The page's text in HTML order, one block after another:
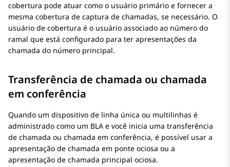
cobertura pode atuar como o usuário primário e fornecer a
mesma cobertura de captura de chamadas, se necessário. O
usuário de cobertura é o usuário associado ao número do
ramal que está configurado para ter apresentações da
chamada do número principal.
Transferência de chamada ou chamada
em conferência
Quando um dispositivo de linha única ou multilinhas é
administrado como um BLA e você inicia uma transferência
de chamada ou chamada em conferência, é possível usar a
apresentação de chamada em ponte ociosa ou a
apresentação de chamada principal ociosa.